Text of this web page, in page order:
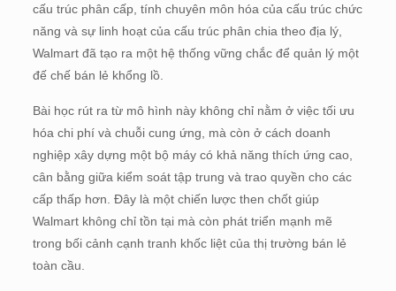
cấu trúc phân cấp, tính chuyên môn hóa của cấu trúc chức
năng và sự linh hoạt của cấu trúc phân chia theo địa lý,
Walmart đã tạo ra một hệ thống vững chắc để quản lý một
đế chế bán lẻ khổng lồ.
Bài học rút ra từ mô hình này không chỉ nằm ở việc tối ưu
hóa chi phí và chuỗi cung ứng, mà còn ở cách doanh
nghiệp xây dựng một bộ máy có khả năng thích ứng cao,
cân bằng giữa kiểm soát tập trung và trao quyền cho các
cấp thấp hơn. Đây là một chiến lược then chốt giúp
Walmart không chỉ tồn tại mà còn phát triển mạnh mẽ
trong bối cảnh cạnh tranh khốc liệt của thị trường bán lẻ
toàn cầu.